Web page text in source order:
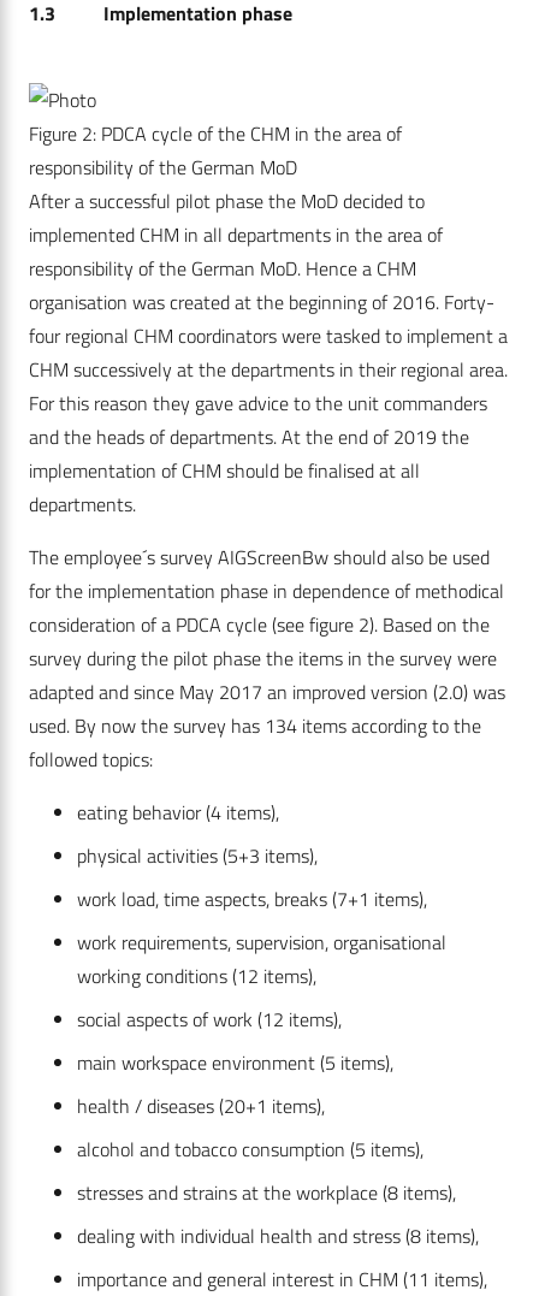
1.3 Implementation phase
Figure 2: PDCA cycle of the CHM in the area of
responsibility of the German MoD
After a successful pilot phase the MoD decided to
implemented CHM in all departments in the area of
responsibility of the German MoD. Hence a CHM
organisation was created at the beginning of 2016. Forty-
four regional CHM coordinators were tasked to implement a
CHM successively at the departments in their regional area.
For this reason they gave advice to the unit commanders
and the heads of departments. At the end of 2019 the
implementation of CHM should be finalised at all
departments.
The employee´s survey AIGScreenBw should also be used
for the implementation phase in dependence of methodical
consideration of a PDCA cycle (see figure 2). Based on the
survey during the pilot phase the items in the survey were
adapted and since May 2017 an improved version (2.0) was
used. By now the survey has 134 items according to the
followed topics:
eating behavior (4 items),
physical activities (5+3 items),
work load, time aspects, breaks (7+1 items),
work requirements, supervision, organisational
working conditions (12 items),
social aspects of work (12 items),
main workspace environment (5 items),
health / diseases (20+1 items),
alcohol and tobacco consumption (5 items),
stresses and strains at the workplace (8 items),
dealing with individual health and stress (8 items),
importance and general interest in CHM (11 items),